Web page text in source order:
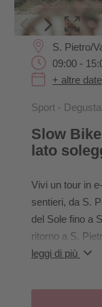
S. Pietro/
09:00 -
+ altre date
Sport -
Slow
lato
Vivi un tour in
sentieri, da S.
del Sole fino a
ritorno a S.
un maso e
Prima di
leggi di più